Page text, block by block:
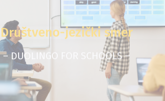
Društveno-jezički smer
– DUOLINGO FOR SCHOOLS –